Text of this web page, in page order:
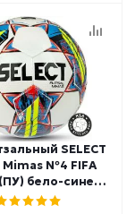
SELECT
Mimas №4 FIFA
(ПУ) бело-сине-
красный